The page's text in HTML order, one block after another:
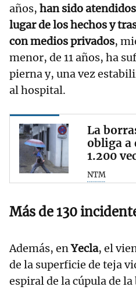
años, han sido
lugar de los hechos y
con medios privados,
menor, de 11 años, ha
pierna y, una vez
al hospital.
La
obliga a
1.200
NTM
Más de 130
Además, enYecla, el
de la superficie de teja
espiral de la cúpula de